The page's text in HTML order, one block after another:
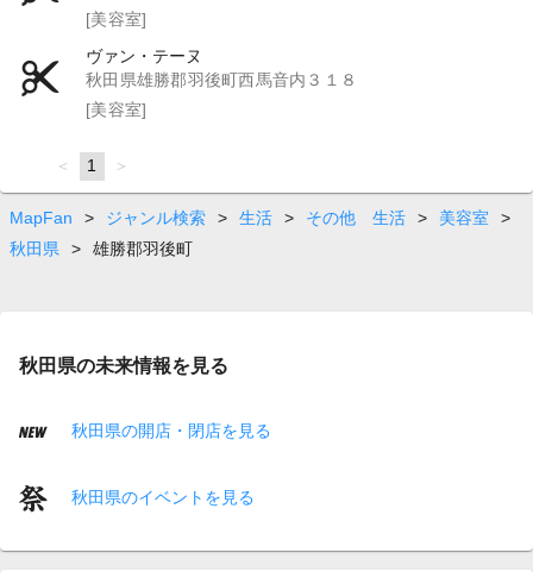
[美容室]
ヴァン・テーヌ
秋田県雄勝郡羽後町西馬音内３１８
[美容室]
page
You're
on
page
1 page
MapFan > ジャンル検索 > 生活 > その他 生活 > 美容室
>
秋田県
> 雄勝郡羽後町
秋田県の未来情報を見る
秋田県の開店・閉店を見る
秋田県のイベントを見る